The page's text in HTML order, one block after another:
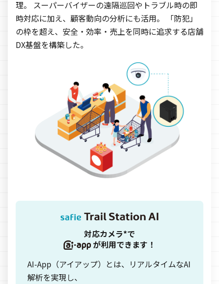
理。 スーパーバイザーの遠隔巡回やトラブル時の即
時対応に加え、顧客動向の分析にも活用。 「防犯」
の枠を超え、安全・効率・売上を同時に追求する店舗
DX基盤を構築した。
対応カメラ*で
が利用できます！
AI-App（アイアップ）とは、リアルタイムなAI
解析を実現し、